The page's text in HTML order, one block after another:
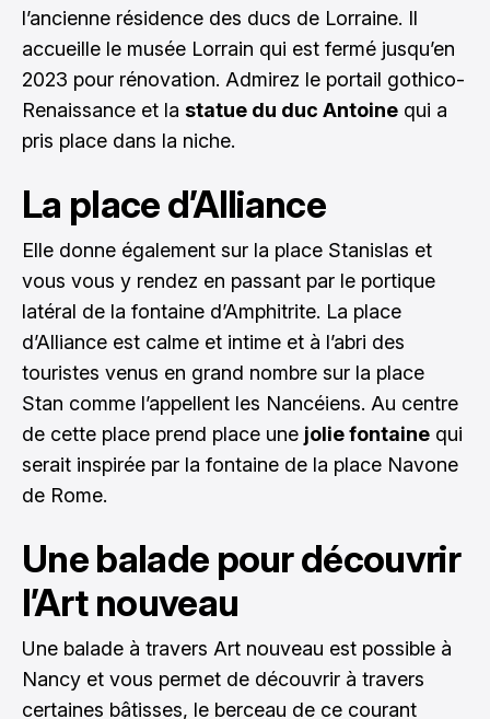
l’ancienne résidence des ducs de Lorraine. Il
accueille le musée Lorrain qui est fermé jusqu’en
2023 pour rénovation. Admirez le portail gothico-
Renaissance et la statue du duc Antoine qui a
pris place dans la niche.
La place d’Alliance
Elle donne également sur la place Stanislas et
vous vous y rendez en passant par le portique
latéral de la fontaine d’Amphitrite. La place
d’Alliance est calme et intime et à l’abri des
touristes venus en grand nombre sur la place
Stan comme l’appellent les Nancéiens. Au centre
de cette place prend place une jolie fontaine qui
serait inspirée par la fontaine de la place Navone
de Rome.
Une balade pour découvrir
l’Art nouveau
Une balade à travers Art nouveau est possible à
Nancy et vous permet de découvrir à travers
certaines bâtisses, le berceau de ce courant